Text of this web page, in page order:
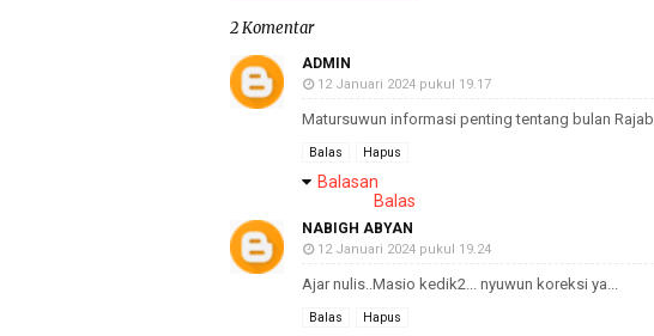
2 Komentar
ADMIN
12 Januari 2024 pukul 19.17
Matursuwun informasi penting tentang bulan Rajab
Balas Hapus
Balasan
Balas
NABIGH ABYAN
12 Januari 2024 pukul 19.24
Ajar nulis..Masio kedik2... nyuwun koreksi ya...
Balas Hapus